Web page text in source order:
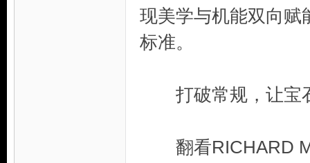
现美学与机能双向赋
标准。
打破常规，让宝
翻看RICHARD